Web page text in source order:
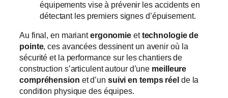
équipements vise à prévenir les accidents en
détectant les premiers signes d’épuisement.
Au final, en mariantergonomie ettechnologie de
pointe, ces avancées dessinent un avenir où la
sécurité et la performance sur les chantiers de
construction s’articulent autour d’une meilleure
compréhension et d’un suivi en temps réel de la
condition physique des équipes.